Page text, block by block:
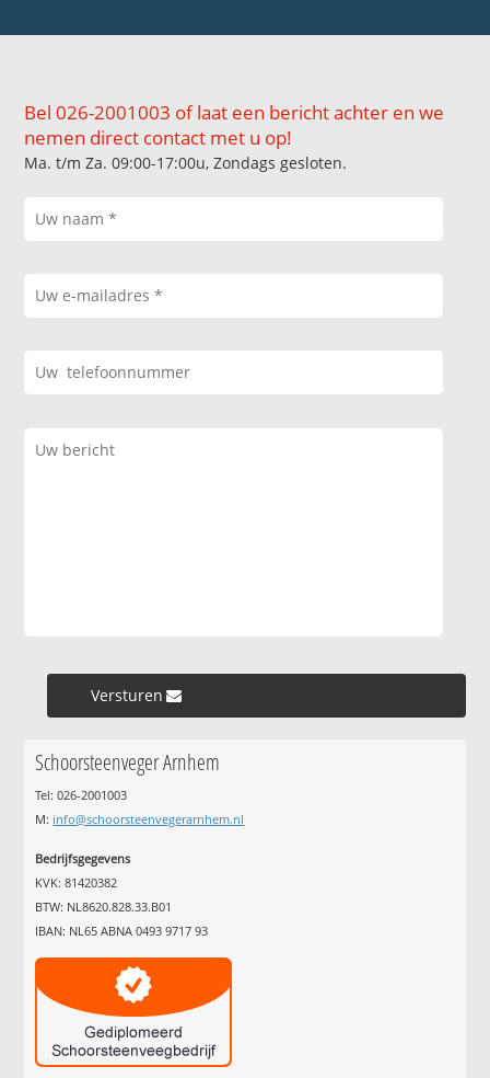
Bel 026-2001003 of laat een bericht achter en we
nemen direct contact met u op!
Ma. t/m Za. 09:00-17:00u, Zondags gesloten.
Versturen »
Schoorsteenveger Arnhem
Tel: 026-2001003
M: info@schoorsteenvegerarnhem.nl
Bedrijfsgegevens
KVK: 81420382
BTW: NL8620.828.33.B01
IBAN: NL65 ABNA 0493 9717 93